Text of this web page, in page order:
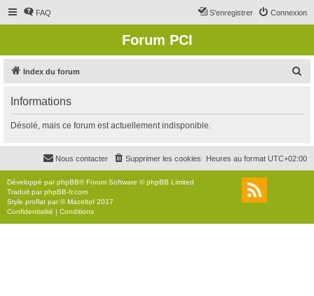
FAQ Connexion
S’enregistrer
Forum PCI
Index du forum
r
c
r
Informations
Désolé, mais ce forum est actuellement indisponible.
Heures au format UTC+02:00
Supprimer les cookies
Nous contacter
Développé parphpBB® Forum Software © phpBB Limited
Traduit parphpBB-fr.com
Style proflat par ©Mazeltof 2017
Confidentialité | Conditions